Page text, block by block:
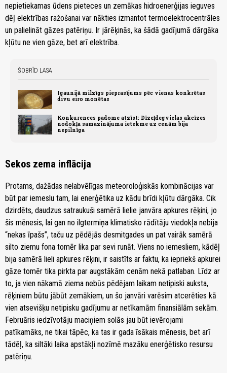
nepietiekamas ūdens pieteces un zemākas hidroenerģijas ieguves
dēļ elektrības ražošanai var nākties izmantot termoelektrocentrāles
un palielināt gāzes patēriņu. Ir jārēķinās, ka šādā gadījumā dārgāka
kļūtu ne vien gāze, bet arī elektrība.
ŠOBRĪD LASA
Igaunijā milzīgs pieprasījums pēc vienas konkrētas
divu eiro monētas
Konkurences padome atzīst: Dīzeļdegvielas akcīzes
nodokļa samazinājuma ietekme uz cenām bija
nepilnīga
Sekos zema inflācija
Protams, dažādas nelabvēlīgas meteoroloģiskās kombinācijas var
būt par iemeslu tam, lai enerģētika uz kādu brīdi kļūtu dārgāka. Cik
dzirdēts, daudzus satraukuši samērā lielie janvāra apkures rēķini, jo
šis mēnesis, lai gan no ilgtermiņa klimatisko rādītāju viedokļa nebija
“nekas īpašs”, taču uz pēdējās desmitgades un pat vairāk samērā
silto ziemu fona tomēr lika par sevi runāt. Viens no iemesliem, kādēļ
bija samērā lieli apkures rēķini, ir saistīts ar faktu, ka iepriekš apkurei
gāze tomēr tika pirkta par augstākām cenām nekā patlaban. Līdz ar
to, ja vien nākamā ziema nebūs pēdējam laikam netipiski auksta,
rēķiniem būtu jābūt zemākiem, un šo janvāri varēsim atcerēties kā
vien atsevišķu netipisku gadījumu ar netīkamām finansiālām sekām.
Februāris iedzīvotāju maciņiem solās jau būt ievērojami
patīkamāks, ne tikai tāpēc, ka tas ir gada īsākais mēnesis, bet arī
tādēļ, ka siltāki laika apstākļi nozīmē mazāku enerģētisko resursu
patēriņu.